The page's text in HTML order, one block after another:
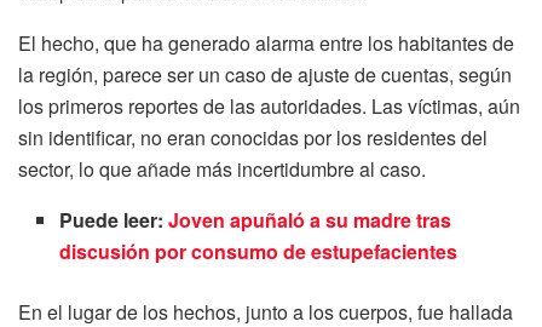
El hecho, que ha generado alarma entre los habitantes de
la región, parece ser un caso de ajuste de cuentas, según
los primeros reportes de las autoridades. Las víctimas, aún
sin identificar, no eran conocidas por los residentes del
sector, lo que añade más incertidumbre al caso.
Puede leer:Joven apuñaló a su madre tras
discusión por consumo de estupefacientes
En el lugar de los hechos, junto a los cuerpos, fue hallada